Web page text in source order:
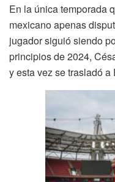
En la única temporada
mexicano apenas
jugador siguió siendo
principios de 2024,
y esta vez se trasladó a